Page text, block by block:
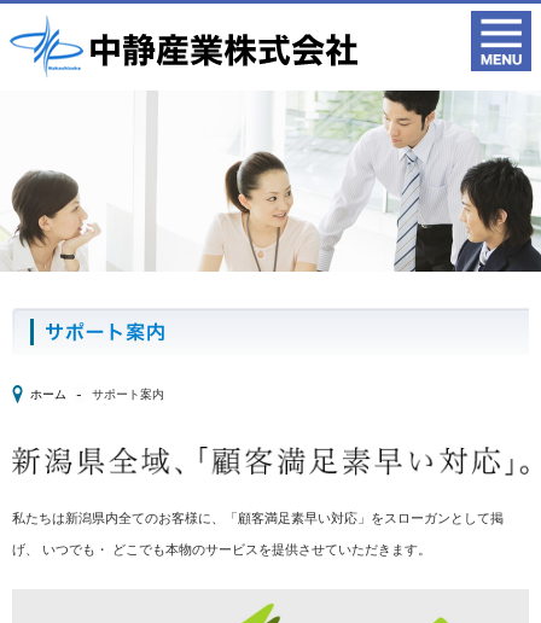
ホーム サポート案内
私たちは新潟県内全てのお客様に、「顧客満足素早い対応」をスローガンとして掲
げ、 いつでも・ どこでも本物のサービスを提供させていただきます。